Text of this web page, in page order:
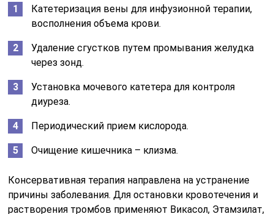
Катетеризация вены для инфузионной терапии,
восполнения объема крови.
Удаление сгустков путем промывания желудка
через зонд.
Установка мочевого катетера для контроля
диуреза.
Периодический прием кислорода.
Очищение кишечника – клизма.
Консервативная терапия направлена на устранение
причины заболевания. Для остановки кровотечения и
растворения тромбов применяют Викасол, Этамзилат,